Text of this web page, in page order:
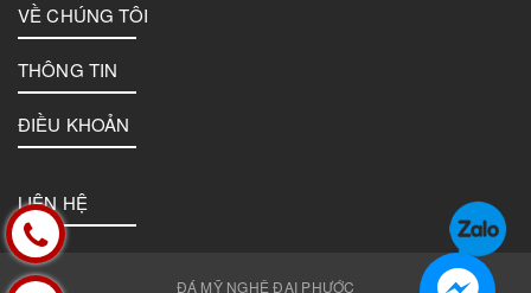
VỀ CHÚNG TÔI
THÔNG TIN
ĐIỀU KHOẢN
LIÊN HỆ
ĐÁ MỸ NGHỆ ĐẠI PHƯỚC